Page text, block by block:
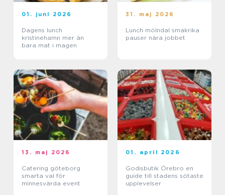
01. juni 2026
Dagens lunch
kristinehamn mer än
bara mat i magen
31. maj 2026
Lunch mölndal smakrika
pauser nära jobbet
13. maj 2026
Catering göteborg
smarta val för
minnesvärda event
01. april 2026
Godisbutik Örebro en
guide till stadens sötaste
upplevelser